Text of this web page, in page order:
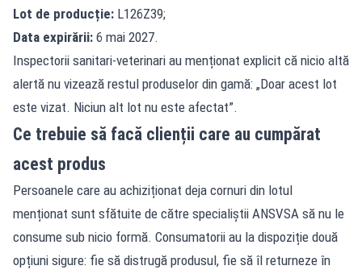
Lot de producție: L126Z39;
Data expirării: 6 mai 2027.
Inspectorii sanitari-veterinari au menționat explicit că nicio altă
alertă nu vizează restul produselor din gamă: „Doar acest lot
este vizat. Niciun alt lot nu este afectat”.
Ce trebuie să facă clienții care au cumpărat
acest produs
Persoanele care au achiziționat deja cornuri din lotul
menționat sunt sfătuite de către specialiștii ANSVSA să nu le
consume sub nicio formă. Consumatorii au la dispoziție două
opțiuni sigure: fie să distrugă produsul, fie să îl returneze în